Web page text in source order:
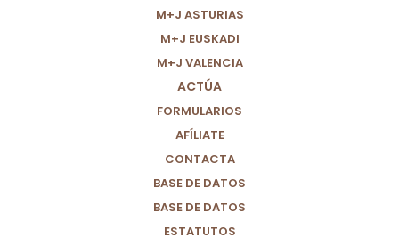
M+J ASTURIAS
M+J EUSKADI
M+J VALENCIA
ACTÚA
FORMULARIOS
AFÍLIATE
CONTACTA
BASE DE DATOS
BASE DE DATOS
ESTATUTOS